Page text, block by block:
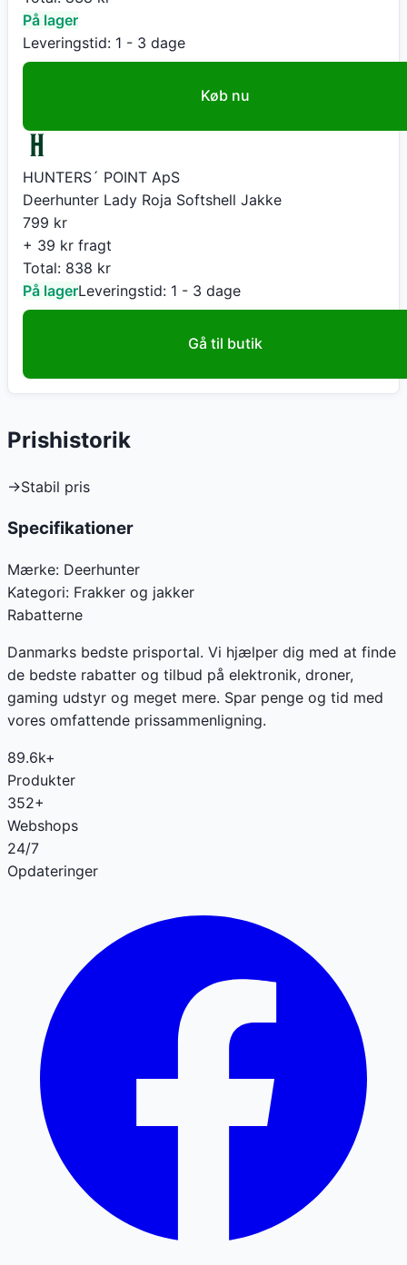
På lager
Leveringstid: 1 - 3 dage
Køb nu
HUNTERS´ POINT ApS
Deerhunter Lady Roja Softshell Jakke
799 kr
+ 39 kr fragt
Total: 838 kr
På lagerLeveringstid: 1 - 3 dage
Gå til butik
Prishistorik
→Stabil pris
Specifikationer
Mærke: Deerhunter
Kategori: Frakker og jakker
Rabatterne
Danmarks bedste prisportal. Vi hjælper dig med at finde
de bedste rabatter og tilbud på elektronik, droner,
gaming udstyr og meget mere. Spar penge og tid med
vores omfattende prissammenligning.
89.6k+
Produkter
352+
Webshops
24/7
Opdateringer